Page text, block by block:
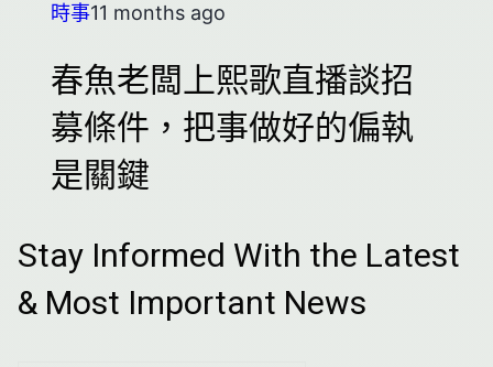
時事11 months ago
春魚老闆上熙歌直播談招
募條件，把事做好的偏執
是關鍵
Stay Informed With the Latest
& Most Important News